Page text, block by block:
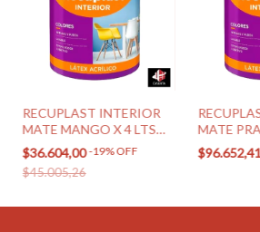
RECUPLAST INTERIOR
MATE MANGO X 4 LTS
(SINTEPLAST)
$36.604,00-19%OFF
$45.005,26
MATE
LTS